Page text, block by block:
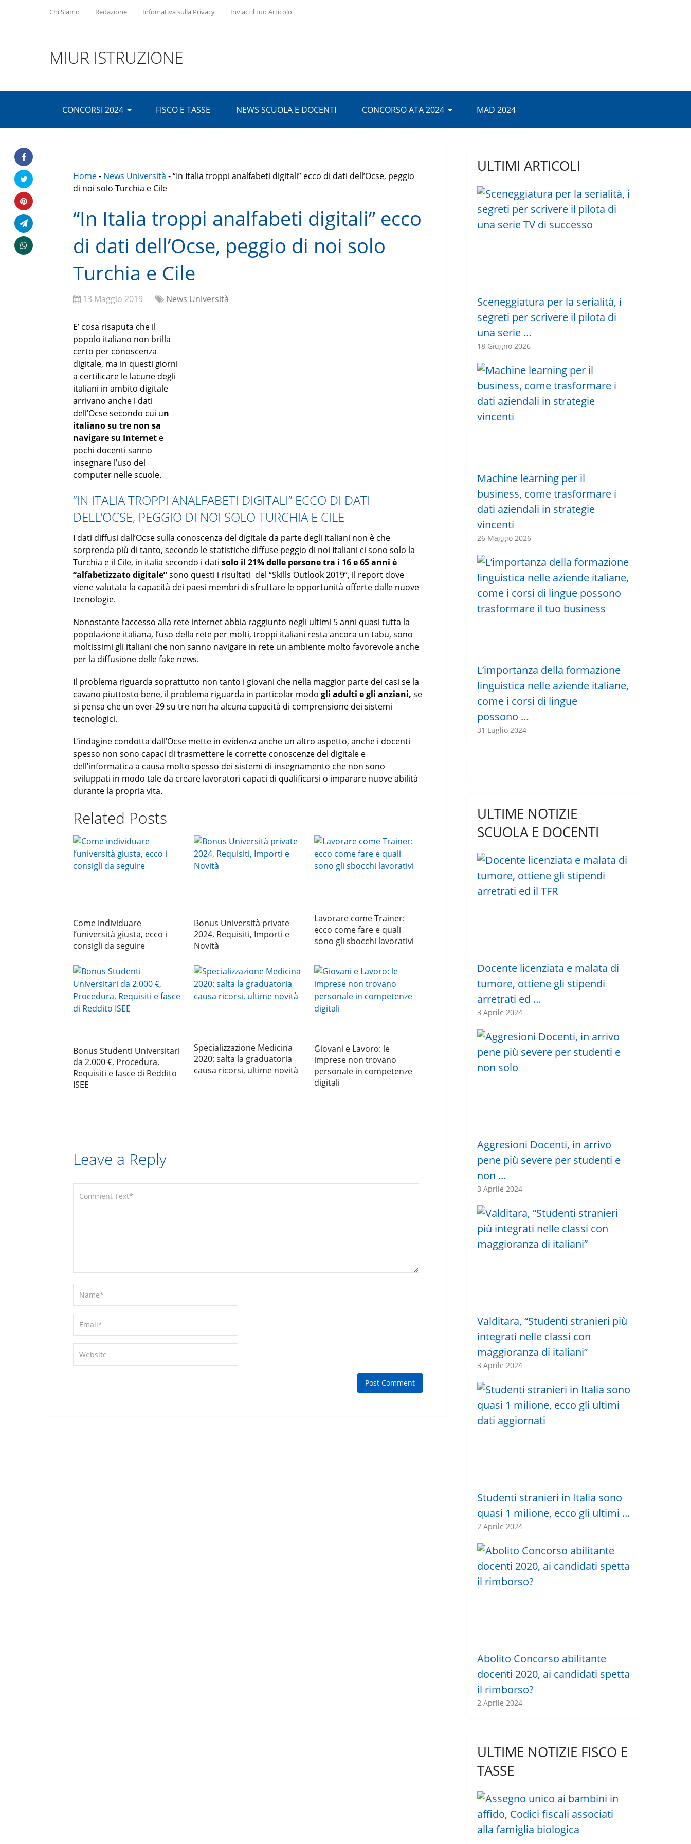
Chi Siamo Redazione Infomativa sulla Privacy Inviaci il tuo Articolo
MIUR ISTRUZIONE
CONCORSI 2024 FISCO E TASSE NEWS SCUOLA E DOCENTI CONCORSO ATA 2024 MAD 2024
Home- News Università -“In Italia troppi analfabeti digitali” ecco di dati dellʼOcse, peggio
di noi solo Turchia e Cile
“In Italia troppi analfabeti digitali” ecco
di dati dellʼOcse, peggio di noi solo
Turchia e Cile
13 Maggio 2019 News Università
E’ cosa risaputa che il
popolo italiano non brilla
certo per conoscenza
digitale, ma in questi giorni
a certificare le lacune degli
italiani in ambito digitale
arrivano anche i dati
dell’Ocse secondo cui un
italiano su tre non sa
navigare su Internet e
pochi docenti sanno
insegnare l’uso del
computer nelle scuole.
“IN ITALIA TROPPI ANALFABETI DIGITALI” ECCO DI DATI
DELLʼOCSE, PEGGIO DI NOI SOLO TURCHIA E CILE
I dati diffusi dall’Ocse sulla conoscenza del digitale da parte degli Italiani non è che
sorprenda più di tanto, secondo le statistiche diffuse peggio di noi Italiani ci sono solo la
Turchia e il Cile, in italia secondo i dati solo il 21% delle persone tra i 16 e 65 anni è
“alfabetizzato digitale”sono questi i risultati del “Skills Outlook 2019”, il report dove
viene valutata la capacità dei paesi membri di sfruttare le opportunità offerte dalle nuove
tecnologie.
Nonostante l’accesso alla rete internet abbia raggiunto negli ultimi 5 anni quasi tutta la
popolazione italiana, l’uso della rete per molti, troppi italiani resta ancora un tabu, sono
moltissimi gli italiani che non sanno navigare in rete un ambiente molto favorevole anche
per la diffusione delle fake news.
Il problema riguarda soprattutto non tanto i giovani che nella maggior parte dei casi se la
cavano piuttosto bene, il problema riguarda in particolar modo gli adulti e gli anziani, se
si pensa che un over-29 su tre non ha alcuna capacità di comprensione dei sistemi
tecnologici.
L’indagine condotta dall’Ocse mette in evidenza anche un altro aspetto, anche i docenti
spesso non sono capaci di trasmettere le corrette conoscenze del digitale e
dell’informatica a causa molto spesso dei sistemi di insegnamento che non sono
sviluppati in modo tale da creare lavoratori capaci di qualificarsi o imparare nuove abilità
durante la propria vita.
Related Posts
Come individuare
l’università giusta, ecco i
consigli da seguire
Bonus Università private
2024, Requisiti, Importi e
Novità
Lavorare come Trainer:
ecco come fare e quali
sono gli sbocchi lavorativi
Bonus Studenti Universitari
da 2.000 €, Procedura,
Requisiti e fasce di Reddito
ISEE
Specializzazione Medicina
2020: salta la graduatoria
causa ricorsi, ultime novità
Giovani e Lavoro: le
imprese non trovano
personale in competenze
digitali
Leave a Reply
ULTIMI ARTICOLI
Sceneggiatura per la serialità, i
segreti per scrivere il pilota di
una serie …
18 Giugno 2026
Machine learning per il
business, come trasformare i
dati aziendali in strategie
vincenti
26 Maggio 2026
L’importanza della formazione
linguistica nelle aziende italiane,
come i corsi di lingue
possono …
31 Luglio 2024
ULTIME NOTIZIE
SCUOLA E DOCENTI
Docente licenziata e malata di
tumore, ottiene gli stipendi
arretrati ed …
3 Aprile 2024
Aggresioni Docenti, in arrivo
pene più severe per studenti e
non …
3 Aprile 2024
Valditara, “Studenti stranieri più
integrati nelle classi con
maggioranza di italiani”
3 Aprile 2024
Studenti stranieri in Italia sono
quasi 1 milione, ecco gli ultimi …
2 Aprile 2024
Abolito Concorso abilitante
docenti 2020, ai candidati spetta
il rimborso?
2 Aprile 2024
ULTIME NOTIZIE FISCO E
TASSE